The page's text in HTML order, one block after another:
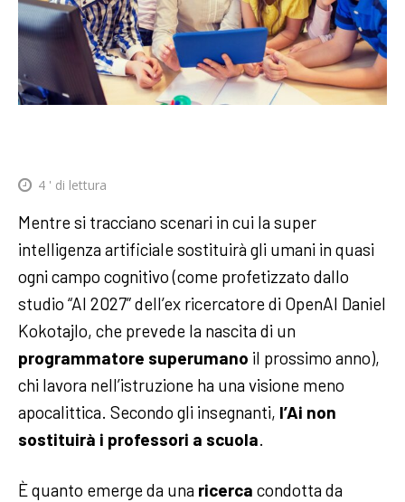
4 ' di lettura
Mentre si tracciano scenari in cui la super
intelligenza artificiale sostituirà gli umani in quasi
ogni campo cognitivo (come profetizzato dallo
studio “AI 2027” dell’ex ricercatore di OpenAI Daniel
Kokotajlo, che prevede la nascita di un
programmatore superumano il prossimo anno),
chi lavora nell’istruzione ha una visione meno
apocalittica. Secondo gli insegnanti, l’Ai non
sostituirà i professori a scuola.
È quanto emerge da una ricerca condotta da